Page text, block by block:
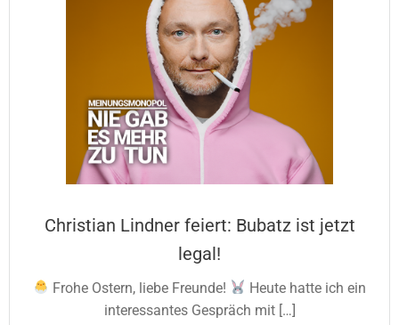
Christian Lindner feiert: Bubatz ist jetzt
legal!
Frohe Ostern, liebe Freunde!
Heute hatte ich ein
interessantes Gespräch mit […]